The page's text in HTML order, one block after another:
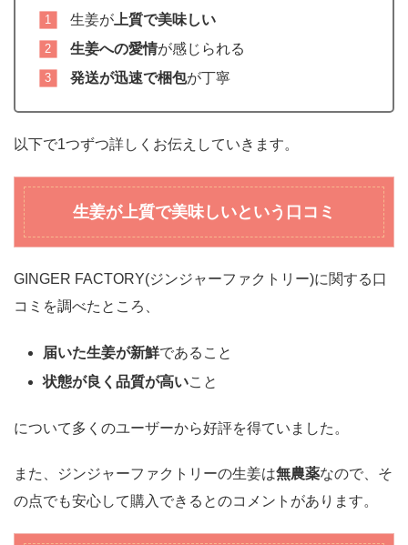
生姜が 上質で美味しい
生姜への愛情が感じられる
発送が迅速で梱包が丁寧
以下で1つずつ詳しくお伝えしていきます。
生姜が上質で美味しいという口コミ
GINGER FACTORY(ジンジャーファクトリー)に関する口
コミを調べたところ、
届いた生姜が新鮮であること
状態が良く品質が高いこと
について多くのユーザーから好評を得ていました。
また、ジンジャーファクトリーの生姜は無農薬なので、そ
の点でも安心して購入できるとのコメントがあります。